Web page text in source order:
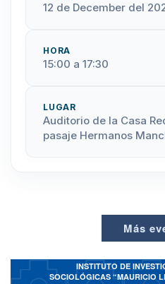
12 de December del
HORA
15:00 a 17:30
LUGAR
Auditorio de la Casa
pasaje Hermanos
Más
INSTITUTO DE
SOCIOLÓGICAS “MAURICIO